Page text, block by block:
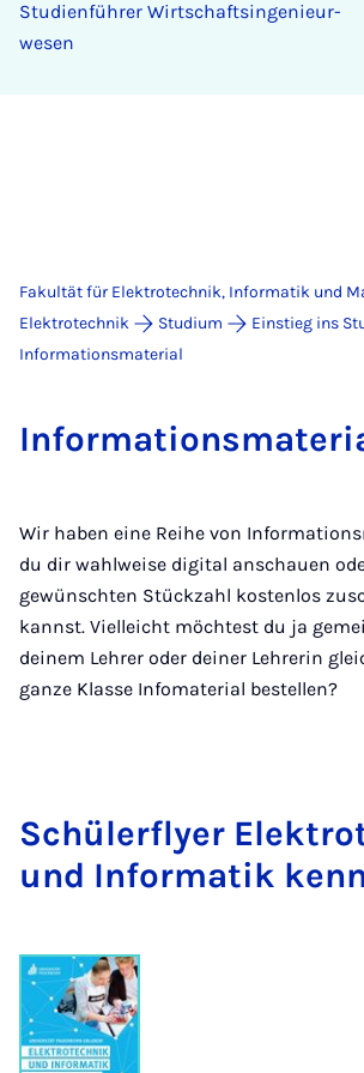
Stu­di­en­füh­rer Wirt­schaft­s­in­ge­ni­eu­r­
we­sen
Fakultät für Elektrotechnik, Informatik und
Elektrotechnik
Studium
Einstieg ins
Informationsmaterial
Wir haben eine Reihe von
du dir wahlweise digital anschauen
gewünschten Stückzahl kostenlos
kannst. Vielleicht möchtest du ja
deinem Lehrer oder deiner Lehrerin
ganze Klasse Infomaterial bestellen?
Schü­ler­f­lyer
und In­for­ma­tik